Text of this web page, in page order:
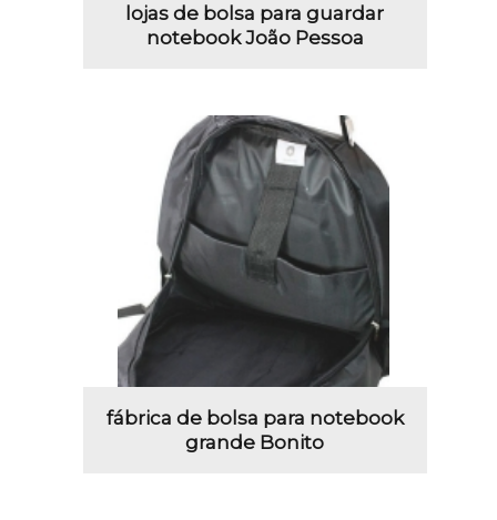
lojas de bolsa para guardar
notebook João Pessoa
fábrica de bolsa para notebook
grande Bonito